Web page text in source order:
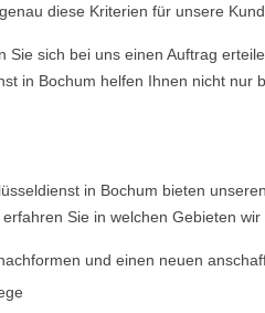
diese Kriterien für unsere
Sie sich bei uns einen Auftrag
in Bochum helfen Ihnen nicht nur
in Bochum bieten
Sie in welchen Gebieten
und einen neuen